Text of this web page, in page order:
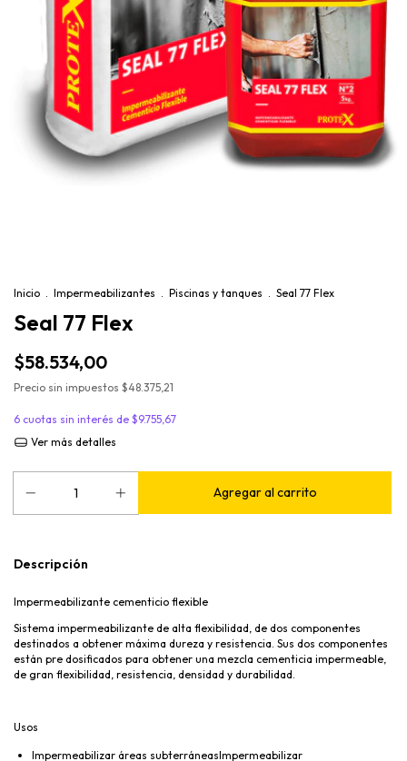
Inicio Impermeabilizantes Piscinas y tanques Seal 77 Flex
Seal 77 Flex
$58.534,00
Precio sin impuestos $48.375,21
6 cuotas sin interés de $9.755,67
Ver más detalles
Descripción
Impermeabilizante cementicio flexible
Sistema impermeabilizante de alta flexibilidad, de dos componentes
destinados a obtener máxima dureza y resistencia. Sus dos componentes
están pre dosificados para obtener una mezcla cementicia impermeable,
de gran flexibilidad, resistencia, densidad y durabilidad.
Usos
Impermeabilizar áreas subterráneasImpermeabilizar